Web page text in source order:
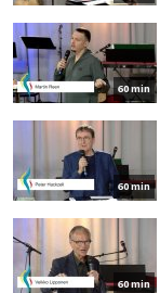
60 min
60 min
60 min